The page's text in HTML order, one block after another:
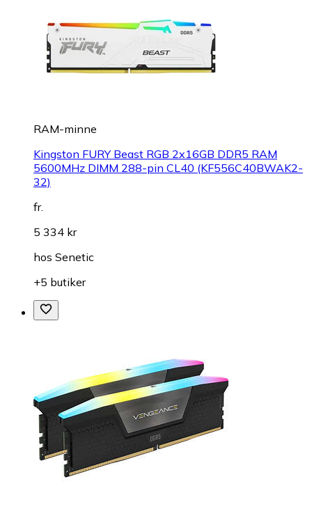
RAM-minne
Kingston FURY Beast RGB 2x16GB DDR5 RAM
5600MHz DIMM 288-pin CL40 (KF556C40BWAK2-
32)
fr.
5 334 kr
hos Senetic
+5 butiker